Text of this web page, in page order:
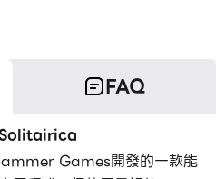
FAQ
Solitairica
Games開發的一款能